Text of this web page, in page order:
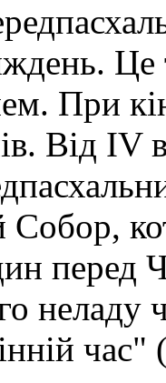
Це
При
Від IV
Собор,
перед
неладу